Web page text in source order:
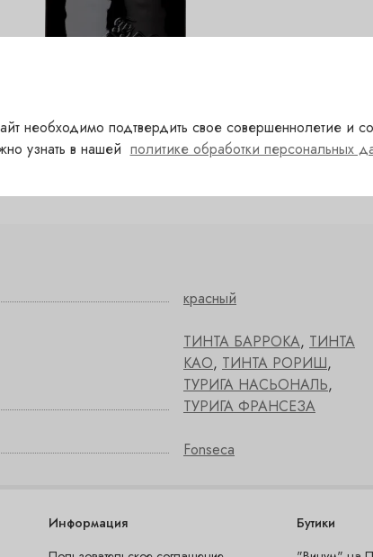
красный
ТИНТА БАРРОКА, ТИНТА
КАО, ТИНТА РОРИШ,
ТУРИГА НАСЬОНАЛЬ,
ТУРИГА ФРАНСЕЗА
Fonseca
Информация
Бутики
необходимо подтвердить свое совершеннолетие и
узнать в нашей политике обработки персональных